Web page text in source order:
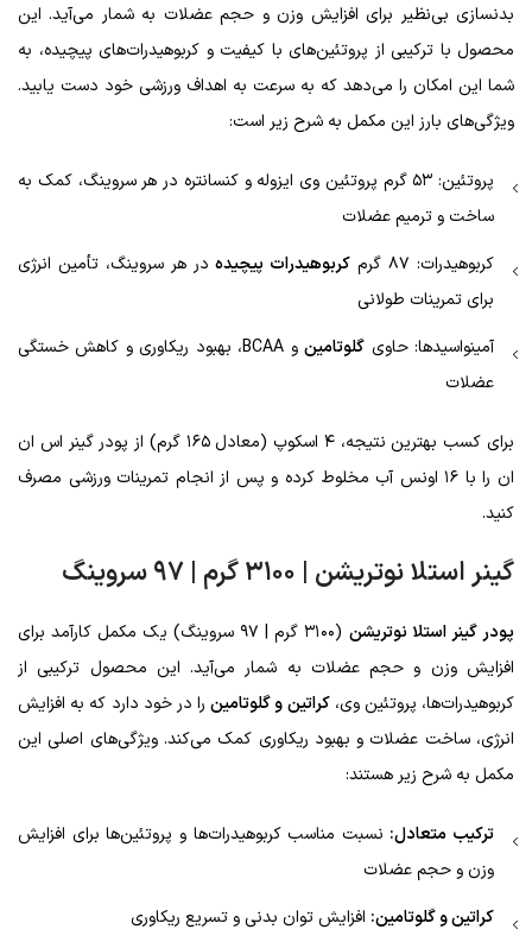
بدنسازی بی‌نظیر برای افزایش وزن و حجم عضلات به شمار می‌آید. این
محصول با ترکیبی از پروتئین‌های با کیفیت و کربوهیدرات‌های پیچیده، به
شما این امکان را می‌دهد که به سرعت به اهداف ورزشی خود دست یابید.
ویژگی‌های بارز این مکمل به شرح زیر است:
پروتئین: ۵۳ گرم پروتئین وی ایزوله و کنسانتره در هر سروینگ، کمک به
ساخت و ترمیم عضلات
کربوهیدرات: ۸۷ گرم
کربوهیدرات پیچیدهدر هر سروینگ، تأمین انرژی
برای تمرینات طولانی
آمینواسیدها: حاوی گلوتامین
و BCAA، بهبود ریکاوری و کاهش خستگی
عضلات
برای کسب بهترین نتیجه، ۴ اسکوپ (معادل ۱۶۵ گرم) از پودر گینر اس ان
ان را با ۱۶ اونس آب مخلوط کرده و پس از انجام تمرینات ورزشی مصرف
کنید.
گینر استلا نوتریشن | ۳۱۰۰ گرم | ۹۷ سروینگ
پودر گینر استلا نوتریشن
(۳۱۰۰ گرم | ۹۷ سروینگ) یک مکمل کارآمد برای
افزایش وزن و حجم عضلات به شمار می‌آید. این محصول ترکیبی از
کربوهیدرات‌ها، پروتئین وی،کراتین و گلوتامینرا در خود دارد که به افزایش
انرژی، ساخت عضلات و بهبود ریکاوری کمک می‌کند. ویژگی‌های اصلی این
مکمل به شرح زیر هستند:
ترکیب متعادل: نسبت مناسب کربوهیدرات‌ها و پروتئین‌ها برای افزایش
وزن و حجم عضلات
کراتین و گلوتامین: افزایش توان بدنی و تسریع ریکاوری